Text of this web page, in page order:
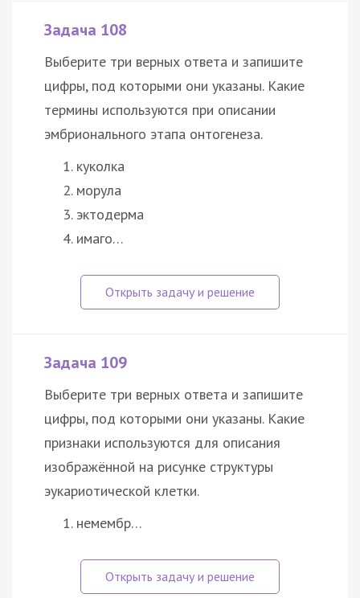
Задача 108
Выберите три верных ответа и запишите
цифры, под которыми они указаны. Какие
термины используются при описании
эмбрионального этапа онтогенеза.
куколка
морула
эктодерма
имаго…
Задача 109
Выберите три верных ответа и запишите
цифры, под которыми они указаны. Какие
признаки используются для описания
изображённой на рисунке структуры
эукариотической клетки.
немембр…